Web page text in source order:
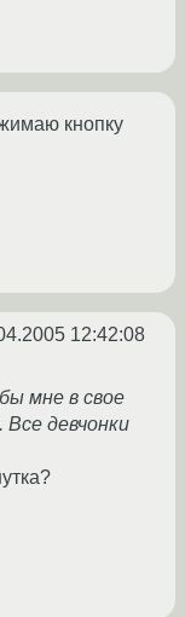
кнопку
12:42:08
мне в свое
девчонки